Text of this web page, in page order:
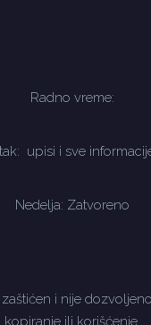
Radno vreme:
upisi i sve
Nedelja: Zatvoreno
zaštićen i nije
kopiranje ili korišćenje.